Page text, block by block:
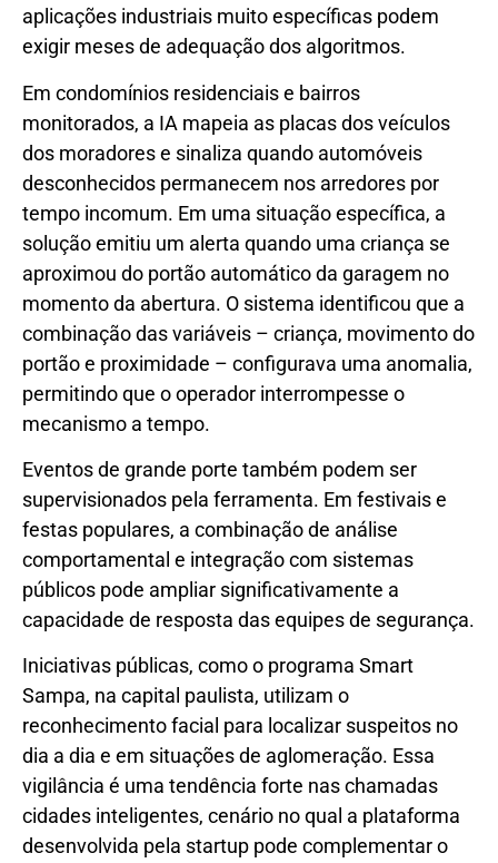
aplicações industriais muito específicas podem
exigir meses de adequação dos algoritmos.
Em condomínios residenciais e bairros
monitorados, a IA mapeia as placas dos veículos
dos moradores e sinaliza quando automóveis
desconhecidos permanecem nos arredores por
tempo incomum. Em uma situação específica, a
solução emitiu um alerta quando uma criança se
aproximou do portão automático da garagem no
momento da abertura. O sistema identificou que a
combinação das variáveis – criança, movimento do
portão e proximidade – configurava uma anomalia,
permitindo que o operador interrompesse o
mecanismo a tempo.
Eventos de grande porte também podem ser
supervisionados pela ferramenta. Em festivais e
festas populares, a combinação de análise
comportamental e integração com sistemas
públicos pode ampliar significativamente a
capacidade de resposta das equipes de segurança.
Iniciativas públicas, como o programa Smart
Sampa, na capital paulista, utilizam o
reconhecimento facial para localizar suspeitos no
dia a dia e em situações de aglomeração. Essa
vigilância é uma tendência forte nas chamadas
cidades inteligentes, cenário no qual a plataforma
desenvolvida pela startup pode complementar o